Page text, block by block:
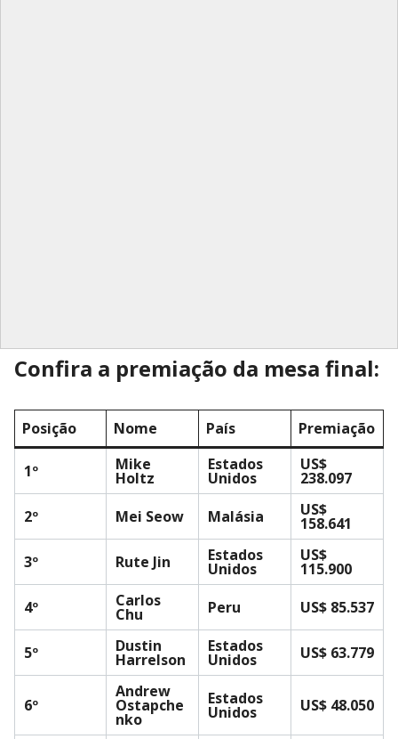
Confira a premiação da mesa final:
Posição Nome País Premiação
1º Mike
Holtz
Estados
Unidos
US$
238.097
2º
Mei Seow Malásia US$
158.641
3º
Rute Jin Estados
Unidos
US$
115.900
4º
Carlos
Chu Peru US$ 85.537
5º Dustin
Harrelson
Estados
Unidos US$ 63.779
6º
Andrew
Ostapche
nko
Estados
Unidos US$ 48.050